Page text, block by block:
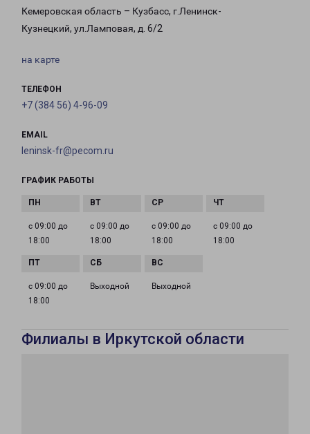
Кемеровская область – Кузбасс, г.Ленинск-
Кузнецкий, ул.Ламповая, д. 6/2
на карте
ТЕЛЕФОН
+7 (384 56) 4-96-09
EMAIL
leninsk-fr@pecom.ru
ГРАФИК РАБОТЫ
с 09:00 до
18:00
с 09:00 до
18:00
с 09:00 до
18:00
с 09:00 до
18:00
с 09:00 до
18:00
Выходной Выходной
Филиалы в Иркутской области